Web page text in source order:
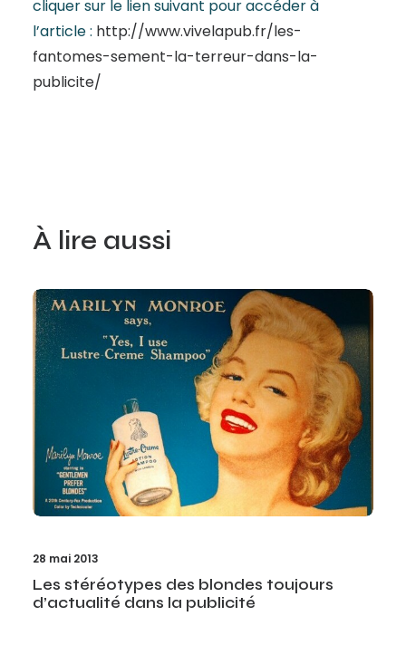
cliquer sur le lien suivant pour accéder à
l’article : http://www.vivelapub.fr/les-
fantomes-sement-la-terreur-dans-la-
publicite/
À lire aussi
28 mai 2013
Les stéréotypes des blondes toujours
d’actualité dans la publicité